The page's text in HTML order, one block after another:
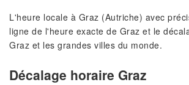
L'heure locale à Graz (Autriche) avec
ligne de l'heure exacte de Graz et le
Graz et les grandes villes du monde.
Décalage horaire Graz